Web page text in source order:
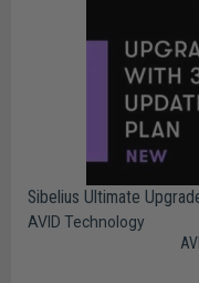
Sibelius Ultimate
AVID Technology